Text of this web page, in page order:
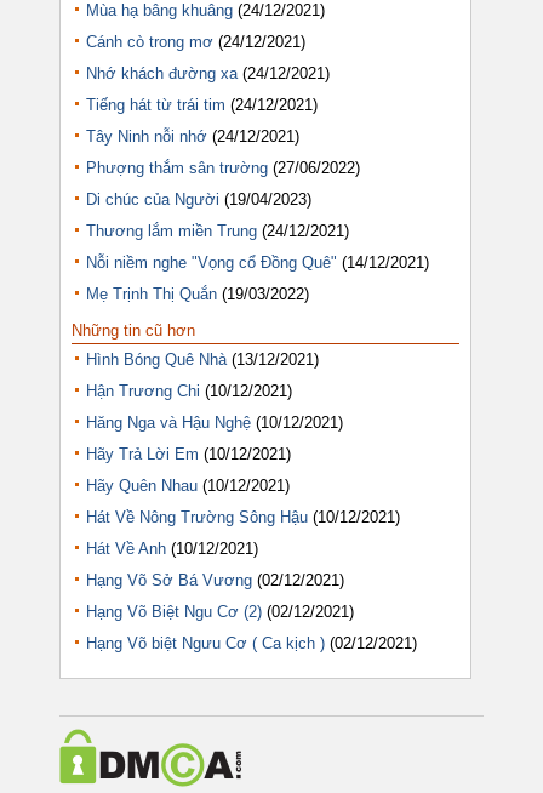
Mùa hạ bâng khuâng (24/12/2021)
Cánh cò trong mơ (24/12/2021)
Nhớ khách đường xa (24/12/2021)
Tiếng hát từ trái tim (24/12/2021)
Tây Ninh nỗi nhớ (24/12/2021)
Phượng thắm sân trường (27/06/2022)
Di chúc của Người (19/04/2023)
Thương lắm miền Trung (24/12/2021)
Nỗi niềm nghe "Vọng cổ Đồng Quê" (14/12/2021)
Mẹ Trịnh Thị Quắn (19/03/2022)
Những tin cũ hơn
Hình Bóng Quê Nhà (13/12/2021)
Hận Trương Chi (10/12/2021)
Hăng Nga và Hậu Nghệ (10/12/2021)
Hãy Trả Lời Em (10/12/2021)
Hãy Quên Nhau (10/12/2021)
Hát Về Nông Trường Sông Hậu (10/12/2021)
Hát Về Anh (10/12/2021)
Hạng Võ Sở Bá Vương (02/12/2021)
Hạng Võ Biệt Ngu Cơ (2) (02/12/2021)
Hạng Võ biệt Ngưu Cơ ( Ca kịch ) (02/12/2021)